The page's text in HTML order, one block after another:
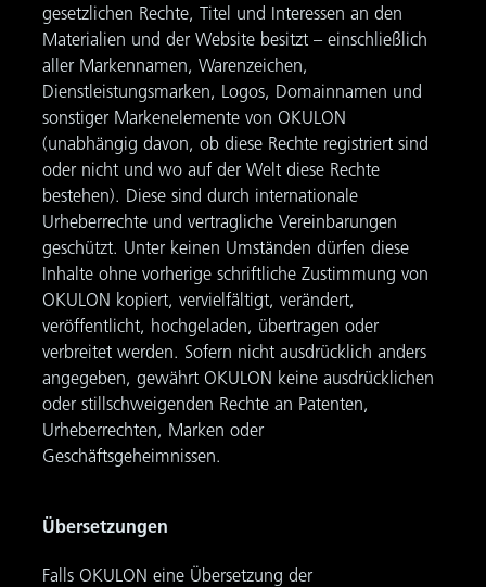
gesetzlichen Rechte, Titel und Interessen an den
Materialien und der Website besitzt – einschließlich
aller Markennamen, Warenzeichen,
Dienstleistungsmarken, Logos, Domainnamen und
sonstiger Markenelemente von OKULON
(unabhängig davon, ob diese Rechte registriert sind
oder nicht und wo auf der Welt diese Rechte
bestehen). Diese sind durch internationale
Urheberrechte und vertragliche Vereinbarungen
geschützt. Unter keinen Umständen dürfen diese
Inhalte ohne vorherige schriftliche Zustimmung von
OKULON kopiert, vervielfältigt, verändert,
veröffentlicht, hochgeladen, übertragen oder
verbreitet werden. Sofern nicht ausdrücklich anders
angegeben, gewährt OKULON keine ausdrücklichen
oder stillschweigenden Rechte an Patenten,
Urheberrechten, Marken oder
Geschäftsgeheimnissen.
Übersetzungen
Falls OKULON eine Übersetzung der